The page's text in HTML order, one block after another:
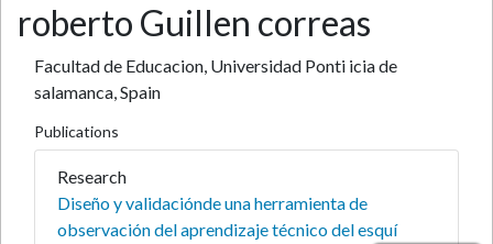
roberto Guillen correas
Facultad de Educacion, Universidad Ponti icia de
salamanca, Spain
Publications
Research
Diseño y validaciónde una herramienta de
observación del aprendizaje técnico del esquí